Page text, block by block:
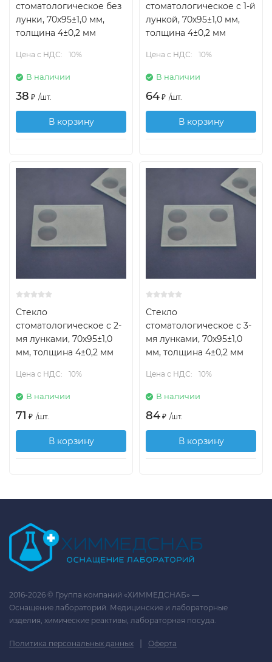
стоматологическое без
лунки, 70х95±1,0 мм,
толщина 4±0,2 мм
Цена с НДС: 10%
В наличии
38 ₽ /шт.
В корзину
стоматологическое с 1-й
лункой, 70х95±1,0 мм,
толщина 4±0,2 мм
Цена с НДС: 10%
В наличии
64 ₽ /шт.
В корзину
Стекло
стоматологическое с 2-
мя лунками, 70х95±1,0
мм, толщина 4±0,2 мм
Цена с НДС: 10%
В наличии
71 ₽ /шт.
В корзину
Стекло
стоматологическое с 3-
мя лунками, 70х95±1,0
мм, толщина 4±0,2 мм
Цена с НДС: 10%
В наличии
84 ₽ /шт.
В корзину
2016-2026 © Группа компаний «ХИММЕДСНАБ» —
Оснащение лабораторий. Медицинские и лабораторные
изделия, химические реактивы, лабораторная посуда.
Политика персональных данных | Оферта